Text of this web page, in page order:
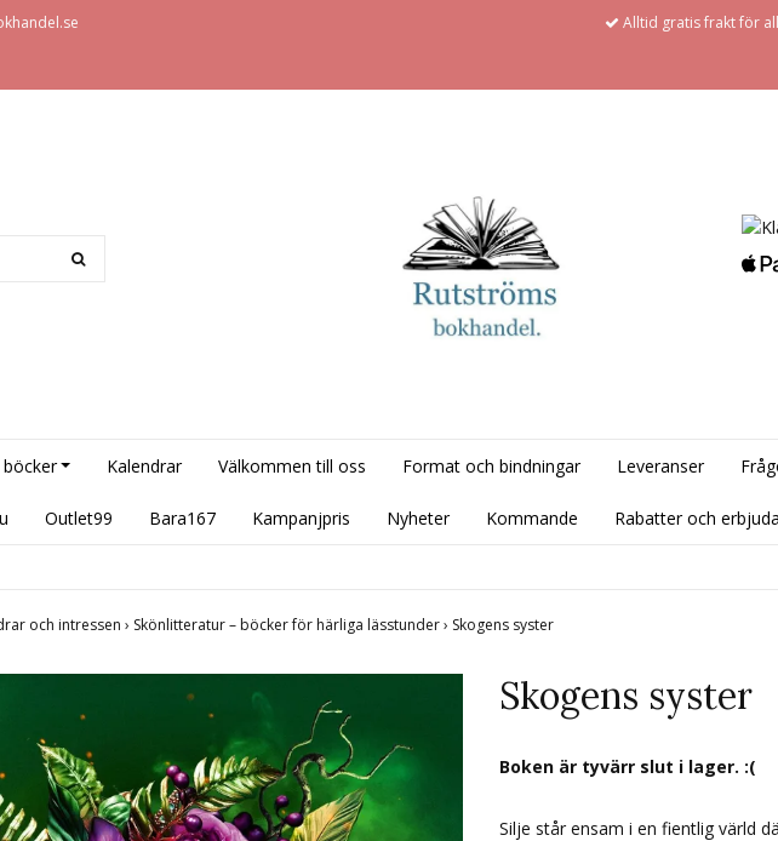
Alltid gratis frakt för
Kalendrar Välkommen till oss Format och bindningar Leveranser
Outlet99 Bara167 Kampanjpris Nyheter Kommande Rabatter och
och intressen › Skönlitteratur – böcker för härliga lässtunder› Skogens syster
Skogens syster
Boken är tyvärr slut i lager. :(
Silje står ensam i en fientlig värld